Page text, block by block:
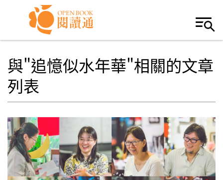
Skip to navigation
移至主內容
與"追憶似水年華"相關的文章
列表